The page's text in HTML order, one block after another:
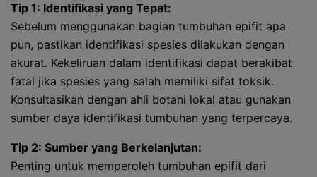
Tip 1: Identifikasi yang Tepat:
Sebelum menggunakan bagian tumbuhan epifit apa
pun, pastikan identifikasi spesies dilakukan dengan
akurat. Kekeliruan dalam identifikasi dapat berakibat
fatal jika spesies yang salah memiliki sifat toksik.
Konsultasikan dengan ahli botani lokal atau gunakan
sumber daya identifikasi tumbuhan yang terpercaya.
Tip 2: Sumber yang Berkelanjutan:
Penting untuk memperoleh tumbuhan epifit dari